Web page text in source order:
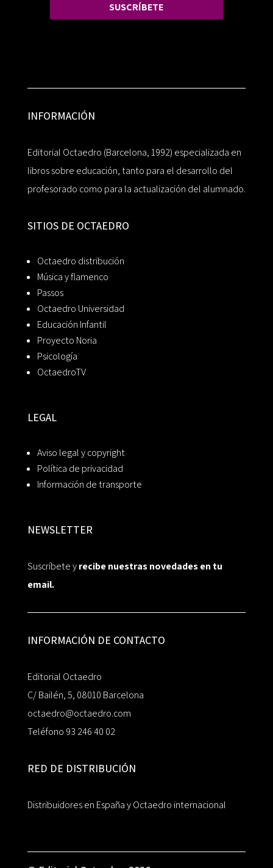
SUSCRÍBETE
INFORMACIÓN
Editorial Octaedro (Barcelona, 1992) especializada en
libros sobre educación, tanto para el desarrollo del
profesorado como para la actualización del alumnado.
SITIOS DE OCTAEDRO
Octaedro distribución
Música y flamenco
Passos
Octaedro Universidad
Educación Infantil
Proyecto Noria
Psicología
OctaedroTV
LEGAL
Aviso legal y copyright
Política de privacidad
Información de transporte
NEWSLETTER
Suscríbete yrecibe nuestras novedades en tu
email.
INFORMACIÓN DE CONTACTO
Editorial Octaedro
C/ Bailén, 5, 08010 Barcelona
octaedro@octaedro.com
Teléfono 93 246 40 02
RED DE DISTRIBUCIÓN
Distribuidores en España y Octaedro internacional